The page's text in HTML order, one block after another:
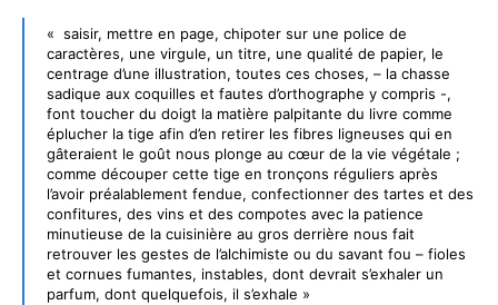
« saisir, mettre en page, chipoter sur une police de
caractères, une virgule, un titre, une qualité de papier, le
centrage d’une illustration, toutes ces choses, – la chasse
sadique aux coquilles et fautes d’orthographe y compris -,
font toucher du doigt la matière palpitante du livre comme
éplucher la tige afin d’en retirer les fibres ligneuses qui en
gâteraient le goût nous plonge au cœur de la vie végétale ;
comme découper cette tige en tronçons réguliers après
l’avoir préalablement fendue, confectionner des tartes et des
confitures, des vins et des compotes avec la patience
minutieuse de la cuisinière au gros derrière nous fait
retrouver les gestes de l’alchimiste ou du savant fou – fioles
et cornues fumantes, instables, dont devrait s’exhaler un
parfum, dont quelquefois, il s’exhale »